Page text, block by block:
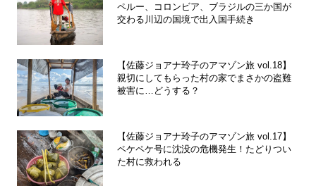
ペルー、コロンビア、ブラジルの三か国が
交わる川辺の国境で出入国手続き
【佐藤ジョアナ玲子のアマゾン旅 vol.18】
親切にしてもらった村の家でまさかの盗難
被害に…どうする？
【佐藤ジョアナ玲子のアマゾン旅 vol.17】
ペケペケ号に沈没の危機発生！たどりつい
た村に救われる